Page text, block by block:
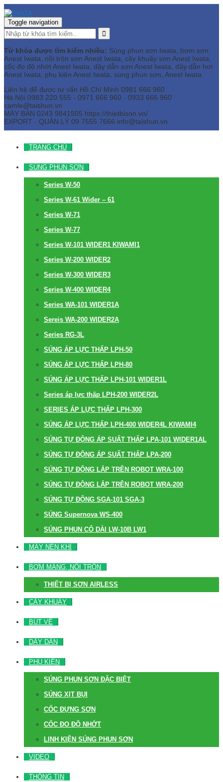
Toggle navigation
Từ khóa được tìm kiếm nhiều: Súng phun sơn Iwata, bơm sơn
Anest Iwata, nồi trộn sơn Anest Iwata, cây khuấy sơn Anest Iwata,
cốc đo độ nhớt Anest Iwata, dây dẫn sơn Anest Iwata, dây dẫn hơi
Anest Iwata, phụ kiện Anest Iwata, súng phun sơn, Anest Iwata
Liên hệ để được tư vấn Hồ Chí Minh 0981 666 960
Hà Nội 0983 220 555 - 0971 666 960 - 0933 666 960
camle@taishun.vn
MÁY BÀN 0243 9841505 https://thietbison.vn/
EXPORT - QUẢN LÝ 09 7555 7666 info@taishun.vn
TRANG CHỦ
SÚNG PHUN SƠN
Series W-50
Series W-61 Wider – 61
Series W-71
Series W-77
Series W-101 WIDER1 KIWAMI1
Series W-200 WIDER2
Series W-300 WIDER3
Series W-400 WIDER4
Series WA-101 WIDER1A
Sereis WA-200 WIDER2A
Series RG-3L
SÚNG ÁP LỰC THẤP LPH-50
SÚNG ÁP LỰC THẤP LPH-80
SÚNG ÁP LỰC THẤP LPH-101 WIDER1L
Series áp lực thấp LPH-200 WIDER2L
SERIES ÁP LỰC THẤP LPH-300
SÚNG ÁP LỰC THẤP LPH-400 WIDER4L KIWAMI4
SÚNG TỰ ĐỘNG ÁP SUẤT THẤP LPA-101 WIDER1AL
SÚNG TỰ ĐỘNG ÁP SUẤT THẤP LPA-200
SÚNG TỰ ĐỘNG LẮP TRÊN ROBOT WRA-100
SÚNG TỰ ĐỘNG LẮP TRÊN ROBOT WRA-200
SÚNG TỰ ĐỘNG SGA-101 SGA-3
SÚNG Supernova WS-400
SÚNG PHUN CỔ DÀI LW-10B LW1
MÁY NÉN KHÍ
BƠM MÀNG, NỒI TRỘN
THIẾT BỊ SƠN AIRLESS
CÂY KHUẤY
BÚT VẼ
DÂY DẪN
PHỤ KIỆN
SÚNG PHUN SƠN ĐẶC BIỆT
SÚNG XỊT BỤI
CỐC ĐỰNG SƠN
CỐC ĐO ĐỘ NHỚT
LINH KIỆN SÚNG PHUN SƠN
VIDEO
THÔNG TIN